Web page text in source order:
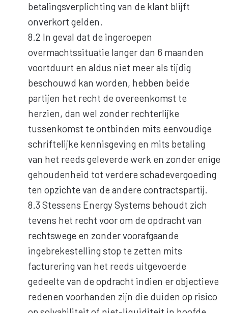
betalingsverplichting van de klant blijft
onverkort gelden.
8.2 In geval dat de ingeroepen
overmachtssituatie langer dan 6 maanden
voortduurt en aldus niet meer als tijdig
beschouwd kan worden, hebben beide
partijen het recht de overeenkomst te
herzien, dan wel zonder rechterlijke
tussenkomst te ontbinden mits eenvoudige
schriftelijke kennisgeving en mits betaling
van het reeds geleverde werk en zonder enige
gehoudenheid tot verdere schadevergoeding
ten opzichte van de andere contractspartij.
8.3 Stessens Energy Systems behoudt zich
tevens het recht voor om de opdracht van
rechtswege en zonder voorafgaande
ingebrekestelling stop te zetten mits
facturering van het reeds uitgevoerde
gedeelte van de opdracht indien er objectieve
redenen voorhanden zijn die duiden op risico